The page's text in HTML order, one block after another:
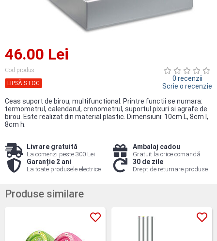
46.00 Lei
Cod produs
LIPSĂ STOC
0 recenzii
Scrie o recenzie
Ceas suport de birou, multifunctional. Printre functii se numara:
termometrul, calendarul, cronometrul, suportul pixuri si agrafe de
birou. Este realizat din material plastic. Dimensiuni: 10cm L, 8cm l,
8cm h.
Livrare gratuită
La comenzi peste 300 Lei
Ambalaj cadou
Gratuit la orice comandă
Garanție 2 ani
La toate produsele electrice
30 de zile
Drept de returnare produse
Produse similare